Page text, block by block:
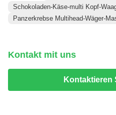
Schokoladen-Käse-multi Kopf-
Panzerkrebse Multihead-Wäger-
Kontakt mit uns
Kontaktieren